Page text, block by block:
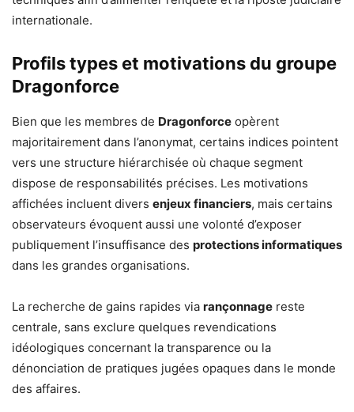
internationale.
Profils types et motivations du groupe
Dragonforce
Bien que les membres de Dragonforce opèrent
majoritairement dans l’anonymat, certains indices pointent
vers une structure hiérarchisée où chaque segment
dispose de responsabilités précises. Les motivations
affichées incluent divers enjeux financiers, mais certains
observateurs évoquent aussi une volonté d’exposer
publiquement l’insuffisance des protections informatiques
dans les grandes organisations.
La recherche de gains rapides via rançonnage reste
centrale, sans exclure quelques revendications
idéologiques concernant la transparence ou la
dénonciation de pratiques jugées opaques dans le monde
des affaires.